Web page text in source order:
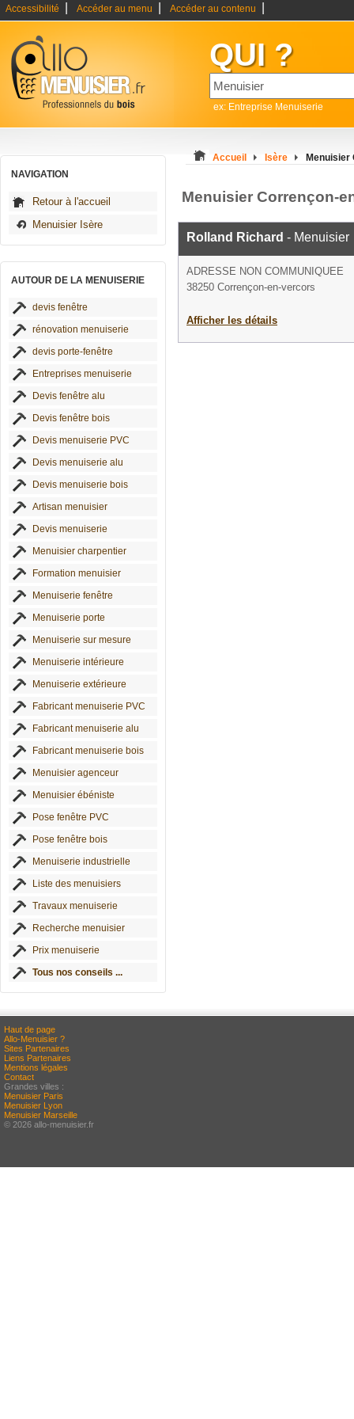
Accessibilité Accéder au menu Accéder au contenu
QUI ?
ex: Entreprise Menuiserie
NAVIGATION
Retour à l'accueil
Menuisier Isère
AUTOUR DE LA MENUISERIE
devis fenêtre
rénovation menuiserie
devis porte-fenêtre
Entreprises menuiserie
Devis fenêtre alu
Devis fenêtre bois
Devis menuiserie PVC
Devis menuiserie alu
Devis menuiserie bois
Artisan menuisier
Devis menuiserie
Menuisier charpentier
Formation menuisier
Menuiserie fenêtre
Menuiserie porte
Menuiserie sur mesure
Menuiserie intérieure
Menuiserie extérieure
Fabricant menuiserie PVC
Fabricant menuiserie alu
Fabricant menuiserie bois
Menuisier agenceur
Menuisier ébéniste
Pose fenêtre PVC
Pose fenêtre bois
Menuiserie industrielle
Liste des menuisiers
Travaux menuiserie
Recherche menuisier
Prix menuiserie
Tous nos conseils ...
Accueil Isère
Menuisier Corrençon-
Rolland Richard - Menuisier
ADRESSE NON COMMUNIQUEE
38250 Corrençon-en-vercors
Afficher les détails
Haut de page
Allo-Menuisier ?
Sites Partenaires
Liens Partenaires
Mentions légales
Contact
Grandes villes :
Menuisier Paris
Menuisier Lyon
Menuisier Marseille
© 2026 allo-menuisier.fr